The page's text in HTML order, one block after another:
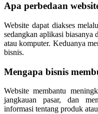
Apa perbedaan
Website dapat diakses
sedangkan aplikasi biasanya
atau komputer. Keduanya
bisnis.
Mengapa bisnis
Website membantu
jangkauan pasar, dan
informasi tentang produk